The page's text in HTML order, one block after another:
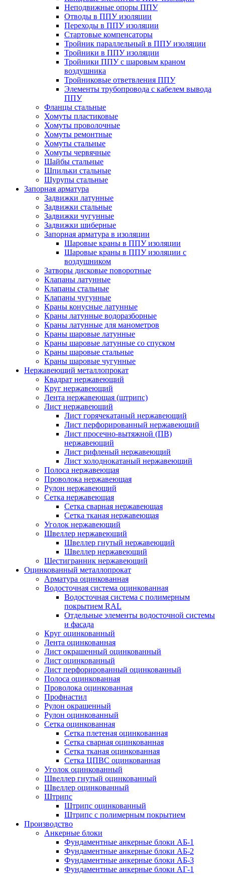
Неподвижные опоры ППУ
Отводы в ППУ изоляции
Переходы в ППУ изоляции
Стартовые компенсаторы
Тройник параллельный в ППУ изоляции
Тройники в ППУ изоляции
Тройники ППУ с шаровым краном
воздушника
Тройниковые ответвления ППУ
Элементы трубопровода с кабелем вывода
ППУ
Фланцы стальные
Хомуты пластиковые
Хомуты проволочные
Хомуты ремонтные
Хомуты стальные
Хомуты червячные
Шайбы стальные
Шпильки стальные
Шурупы стальные
Запорная арматура
Задвижки латунные
Задвижки стальные
Задвижки чугунные
Задвижки шиберные
Запорная арматура в изоляции
Шаровые краны в ППУ изоляции
Шаровые краны в ППУ изоляции с
воздушником
Затворы дисковые поворотные
Клапаны латунные
Клапаны стальные
Клапаны чугунные
Краны конусные латунные
Краны латунные водоразборные
Краны латунные для манометров
Краны шаровые латунные
Краны шаровые латунные со спуском
Краны шаровые стальные
Краны шаровые чугунные
Нержавеющий металлопрокат
Квадрат нержавеющий
Круг нержавеющий
Лента нержавеющая (штрипс)
Лист нержавеющий
Лист горячекатаный нержавеющий
Лист перфорированный нержавеющий
Лист просечно-вытяжной (ПВ)
нержавеющий
Лист рифленый нержавеющий
Лист холоднокатаный нержавеющий
Полоса нержавеющая
Проволока нержавеющая
Рулон нержавеющий
Сетка нержавеющая
Сетка сварная нержавеющая
Сетка тканая нержавеющая
Уголок нержавеющий
Швеллер нержавеющий
Швеллер гнутый нержавеющий
Швеллер нержавеющий
Шестигранник нержавеющий
Оцинкованный металлопрокат
Арматура оцинкованная
Водосточная система оцинкованная
Водосточная система с полимерным
покрытием RAL
Отдельные элементы водосточной системы
и фасада
Круг оцинкованный
Лента оцинкованная
Лист окрашенный оцинкованный
Лист оцинкованный
Лист перфорированный оцинкованный
Полоса оцинкованная
Проволока оцинкованная
Профнастил
Рулон окрашенный
Рулон оцинкованный
Сетка оцинкованная
Сетка плетеная оцинкованная
Сетка сварная оцинкованная
Сетка тканая оцинкованная
Сетка ЦПВС оцинкованная
Уголок оцинкованный
Швеллер гнутый оцинкованный
Швеллер оцинкованный
Штрипс
Штрипс оцинкованный
Штрипс с полимерным покрытием
Производство
Анкерные блоки
Фундаментные анкерные блоки АБ-1
Фундаментные анкерные блоки АБ-2
Фундаментные анкерные блоки АБ-3
Фундаментные анкерные блоки АГ-1